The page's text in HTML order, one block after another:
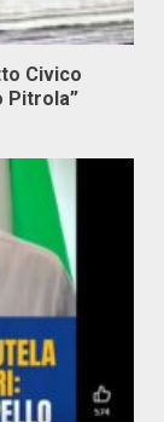
Civico
Pitrola”